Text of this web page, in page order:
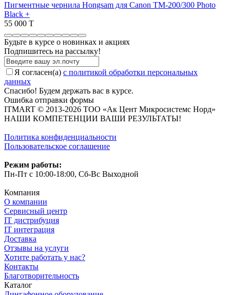
Пигментные чернила Hongsam для Canon TM-200/300 Photo
Black +
55 000 T
Будьте в курсе о новинках и акциях
Подпишитесь на рассылкy!
Я согласен(a) с политикой обработки персональных
данных
Спасибо! Будем держать вас в курсе.
Ошибка отправки формы
ITMART © 2013-2026 ТОО «Ак Цент Микросистемс Норд»
НАШИ КОМПЕТЕНЦИИ ВАШИ РЕЗУЛЬТАТЫ!
Политика конфиденциальности
Пользовательское соглашение
Режим работы:
Пн-Пт с 10:00-18:00, Сб-Вс Выходной
Компания
О компании
Сервисный центр
IT дистрибуция
IT интеграция
Доставка
Отзывы на услуги
Хотите работать у нас?
Контакты
Благотворительность
Каталог